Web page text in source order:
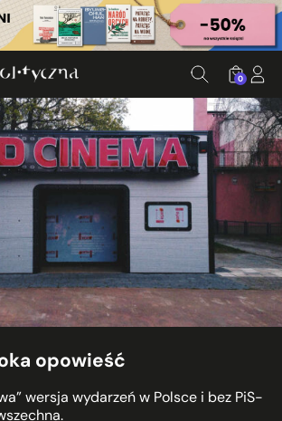
0
opowieść
wersja wydarzeń w Polsce i bez PiS-
flickr.com